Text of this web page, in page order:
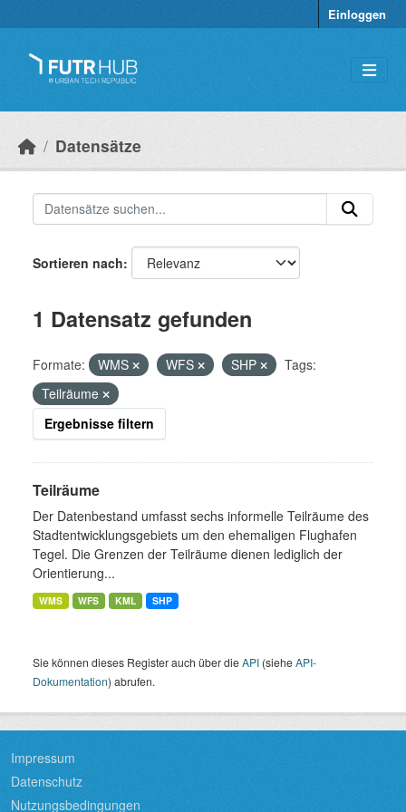
Einloggen
Datensätze
Sortieren nach
1 Datensatz gefunden
Formate: WMS WFS SHP
Tags:
Teilräume
Ergebnisse filtern
Teilräume
Der Datenbestand umfasst sechs informelle Teilräume des
Stadtentwicklungsgebiets um den ehemaligen Flughafen
Tegel. Die Grenzen der Teilräume dienen lediglich der
Orientierung...
WMS WFS KML SHP
Sie können dieses Register auch über dieAPI (sieheAPI-
Dokumentation) abrufen.
Impressum
Datenschutz
Nutzungsbedingungen